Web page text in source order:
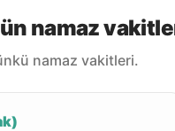
namaz
namaz vakitleri.